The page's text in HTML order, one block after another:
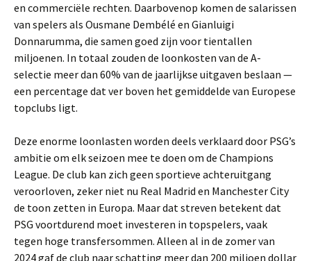
en commerciële rechten. Daarbovenop komen de salarissen
van spelers als Ousmane Dembélé en Gianluigi
Donnarumma, die samen goed zijn voor tientallen
miljoenen. In totaal zouden de loonkosten van de A-
selectie meer dan 60% van de jaarlijkse uitgaven beslaan —
een percentage dat ver boven het gemiddelde van Europese
topclubs ligt.
Deze enorme loonlasten worden deels verklaard door PSG’s
ambitie om elk seizoen mee te doen om de Champions
League. De club kan zich geen sportieve achteruitgang
veroorloven, zeker niet nu Real Madrid en Manchester City
de toon zetten in Europa. Maar dat streven betekent dat
PSG voortdurend moet investeren in topspelers, vaak
tegen hoge transfersommen. Alleen al in de zomer van
2024 gaf de club naar schatting meer dan 200 miljoen dollar